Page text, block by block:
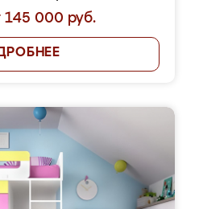
145 000 руб.